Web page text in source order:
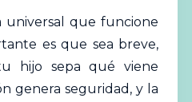
universal que funcione
es que sea breve,
hijo sepa qué viene
genera seguridad, y la